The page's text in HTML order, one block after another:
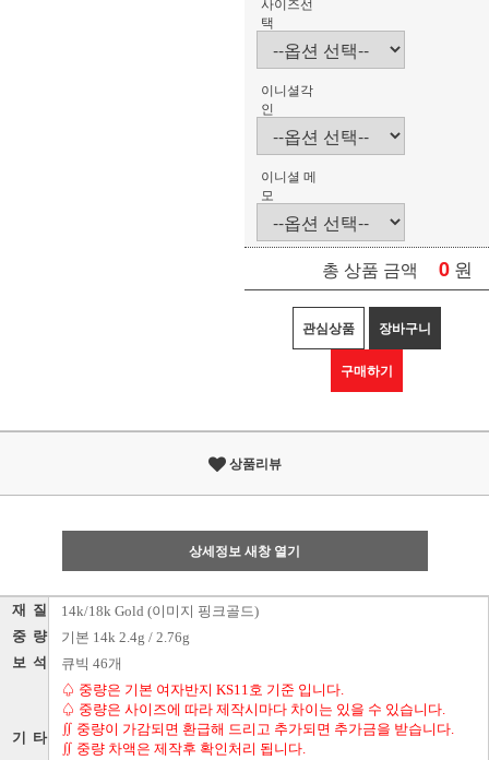
택
이니셜각
인
이니셜 메
모
총 상품 금액 0 원
관심상품 장바구니
구매하기
상품리뷰
상세정보 새창 열기
재 질 14k/18k Gold (이미지 핑크골드)
중 량 기본 14k 2.4g / 2.76g
보 석 큐빅 46개
기 타
♤ 중량은 기본 여자반지 KS11호 기준 입니다.
♤ 중량은 사이즈에 따라 제작시마다 차이는 있을 수 있습니다.
∬ 중량이 가감되면 환급해 드리고 추가되면 추가금을 받습니다.
∬ 중량 차액은 제작후 확인처리 됩니다.